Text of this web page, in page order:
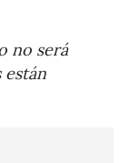
no será
están